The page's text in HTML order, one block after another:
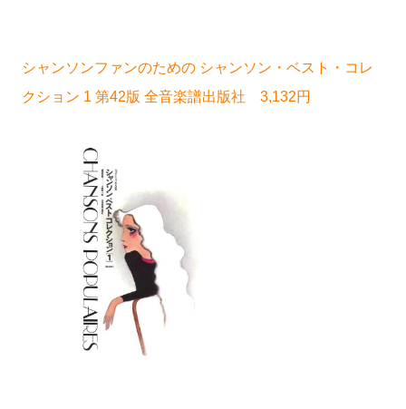
シャンソンファンのための シャンソン・ベスト・コレ
クション 1 第42版 全音楽譜出版社 3,132円